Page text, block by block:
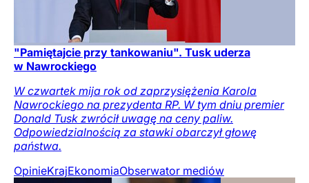
"Pamiętajcie przy tankowaniu". Tusk uderza
w Nawrockiego
W czwartek mija rok od zaprzysiężenia Karola
Nawrockiego na prezydenta RP. W tym dniu premier
Donald Tusk zwrócił uwagę na ceny paliw.
Odpowiedzialnością za stawki obarczył głowę
państwa.
OpinieKrajEkonomiaObserwator mediów